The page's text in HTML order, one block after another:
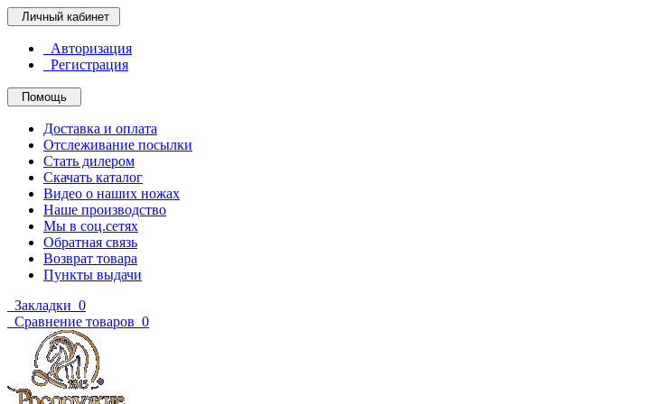
Личный кабинет
Авторизация
Регистрация
Помощь
Доставка и оплата
Отслеживание посылки
Стать дилером
Скачать каталог
Видео о наших ножах
Наше производство
Мы в соц.сетях
Обратная связь
Возврат товара
Пункты выдачи
Закладки 0
Сравнение товаров 0